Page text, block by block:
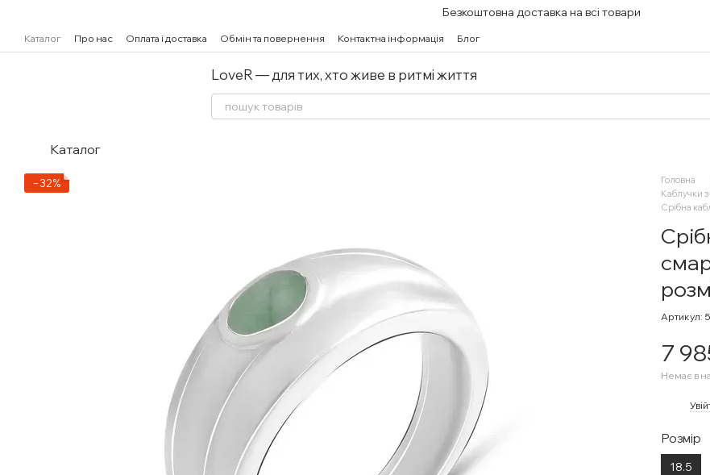
Безкоштовна доставка на всі товари
Каталог Про нас Оплата і доставка Обмін та повернення Контактна інформація Блог
LoveR — для тих, хто живе в ритмі життя
Каталог
−32% Головна
Каблучки
Срібна
Артикул:
7
Немає в
Розмір
18.5